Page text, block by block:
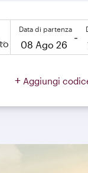
Data di partenza
calendar
enter
new
+ Aggiungi